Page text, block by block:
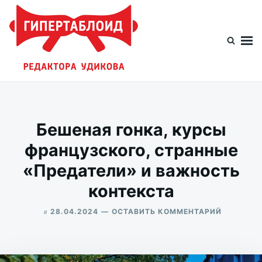
Перейти
содержимому
Искать:
Бешеная гонка, курсы
французского, странные
«Предатели» и важность
контекста
в 28.04.2024 ОСТАВИТЬ КОММЕНТАРИЙ